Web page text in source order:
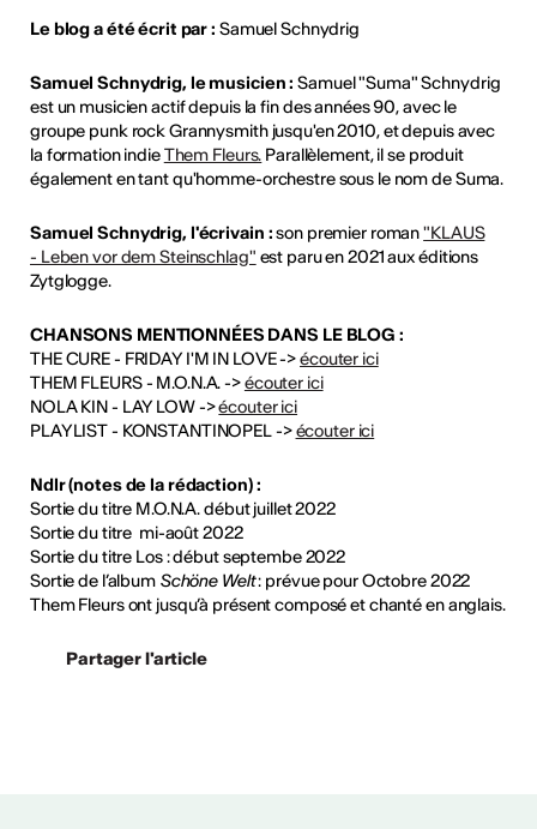
Le blog a été écrit par : Samuel Schnydrig
Samuel Schnydrig, le musicien :Samuel "Suma" Schnydrig
est un musicien actif depuis la fin des années 90, avec le
groupe punk rock Grannysmith jusqu'en 2010, et depuis avec
la formation indieThem Fleurs. Parallèlement, il se produit
également en tant qu'homme-orchestre sous le nom de Suma.
Samuel Schnydrig, l'écrivain :son premier roman"KLAUS
- Leben vor dem Steinschlag" est paru en 2021 aux éditions
Zytglogge.
CHANSONS MENTIONNÉES DANS LE BLOG :
THE CURE - FRIDAY I'M IN LOVE ->écouter ici
THEM FLEURS - M.O.N.A. ->écouter ici
NOLA KIN - LAY LOW ->écouter ici
PLAYLIST - KONSTANTINOPEL ->écouter ici
Ndlr (notes de la rédaction) :
Sortie du titre M.O.N.A. début juillet 2022
Sortie du titre mi-août 2022
Sortie du titre Los : début septembe 2022
Sortie de l’album Schöne Welt: prévue pour Octobre 2022
Them Fleurs ont jusqu’à présent composé et chanté en anglais.
Partager l'article